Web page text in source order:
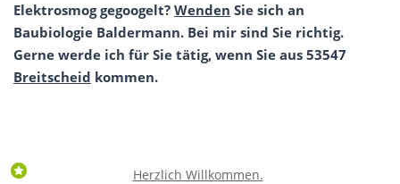
Elektrosmog gegoogelt? Wenden Sie sich an
Baubiologie Baldermann. Bei mir sind Sie richtig.
Gerne werde ich für Sie tätig, wenn Sie aus 53547
Breitscheid kommen.
Herzlich Willkommen.